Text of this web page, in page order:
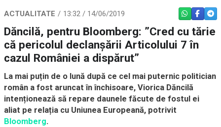
ACTUALITATE 13:32 / 14/06/2019 WHATSAPP
Dăncilă, pentru Bloomberg: ”Cred cu tărie
că pericolul declanșării Articolului 7 în
cazul României a dispărut”
La mai puțin de o lună după ce cel mai puternic politician
român a fost aruncat în închisoare, Viorica Dăncilă
intenționează să repare daunele făcute de fostul ei
aliat pe relația cu Uniunea Europeană, potrivit
Bloomberg.